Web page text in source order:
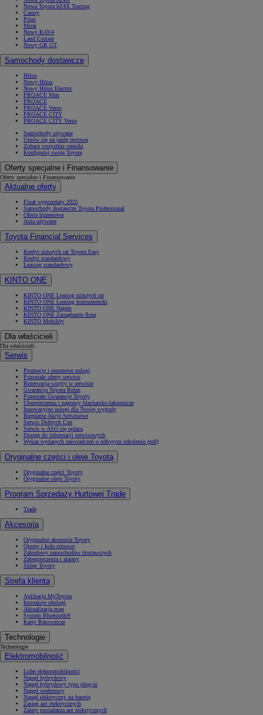
Nowa Toyota bZ4X Touring
Camry
Prius
Mirai
Nowy RAV4
Land Cruiser
Nowy GR GT
Samochody dostawcze
Hilux
Nowy Hilux
Nowy Hilux Electric
PROACE Max
PROACE
PROACE Verso
PROACE CITY
PROACE CITY Verso
Samochody używane
Umów się na jazdę testową
Zobacz wszystkie cenniki
Konfiguruj swoją Toyotę
Oferty specjalne i Finansowanie
Oferty specjalne i Finansowanie
Aktualne oferty
Finał wyprzedaży 2025
Samochody dostawcze Toyota Professional
Oferta biznesowa
Auta używane
Toyota Financial Services
Kredyt niższych rat Toyota Easy
Kredyt standardowy
Leasing standardowy
KINTO ONE
KINTO ONE Leasing niższych rat
KINTO ONE Leasing konsumencki
KINTO ONE Najem
KINTO ONE Zarządzanie flotą
KINTO Mobility
Dla właścicieli
Dla właścicieli
Serwis
Promocje i sezonowe usługi
Pozostałe oferty serwisu
Rezerwacja wizyty w serwisie
Gwarancja Toyota Relax
Pozostałe Gwarancje Toyoty
Ubezpieczenia i naprawy blacharsko-lakiernicze
Innowacyjne usługi dla Twojej wygody
Bezpłatne Akcje Serwisowe
Serwis Dobrych Cen
Serwis w ASO się opłaca
Dostęp do informacji serwisowych
Wykaz wydanych zaświadczeń o odbytym szkoleniu (pdf)
Oryginalne części i oleje Toyota
Oryginalne części Toyoty
Oryginalne oleje Toyoty
Program Sprzedaży Hurtowej Trade
Trade
Akcesoria
Oryginalne akcesoria Toyoty
Opony i koła zimowe
Zabudowy samochodów dostawczych
Zabezpieczenia i alarmy
Sklep Toyoty
Strefa klienta
Aplikacja MyToyota
Instrukcje obsługi
Aktualizacja map
System Bluetooth®
Karty Ratownicze
Technologie
Technologie
Elektromobilność
Lider elektromobilności
Napęd hybrydowy
Napęd hybrydowy typu plug-in
Napęd wodorowy
Napęd elektryczny na baterię
Zasięg aut elektrycznych
Zalety posiadania aut elektrycznych